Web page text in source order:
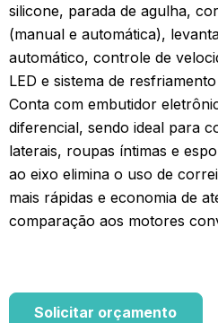
silicone, parada de agulha,
(manual e automática),
automático, controle de
LED e sistema de
Conta com embutidor
diferencial, sendo ideal para
laterais, roupas íntimas e
ao eixo elimina o uso de
mais rápidas e economia de
comparação aos motores
Solicitar orçamento